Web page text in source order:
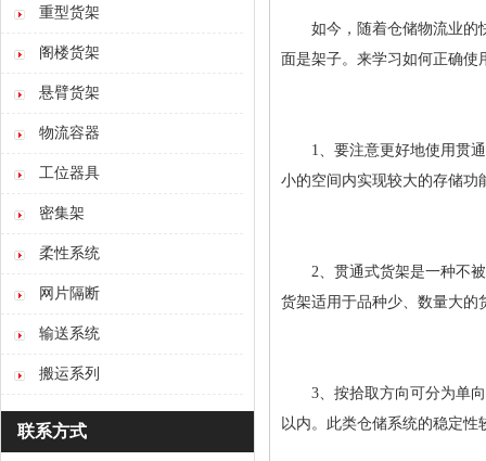
重型货架
阁楼货架
悬臂货架
物流容器
工位器具
密集架
柔性系统
网片隔断
输送系统
搬运系列
联系方式
如今，随着仓储物流业的快
面是架子。来学习如何正确使
1、要注意更好地使用贯通
小的空间内实现较大的存储功
2、贯通式货架是一种不被
货架适用于品种少、数量大的
3、按拾取方向可分为单向
以内。此类仓储系统的稳定